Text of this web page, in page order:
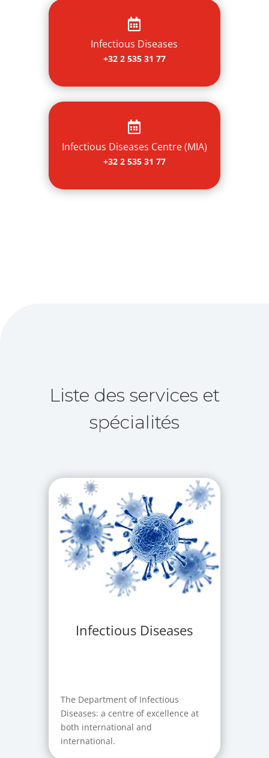

Infectious Diseases
+32 2 535 31 77

Infectious Diseases Centre (MIA)
+32 2 535 31 77
Liste des services et
spécialités
Infectious Diseases
The Department of Infectious
Diseases: a centre of excellence at
both international and
international.